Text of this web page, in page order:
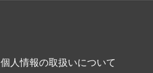
個人情報の取扱いについて